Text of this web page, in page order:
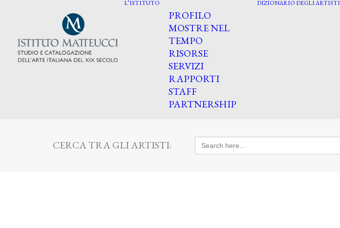
L’ISTITUTO
PROFILO
MOSTRE NEL
TEMPO
RISORSE
SERVIZI
RAPPORTI
STAFF
PARTNERSHIP
DIZIONARIO DEGLI ARTISTI
CERCA TRA GLI ARTISTI: Search
for: